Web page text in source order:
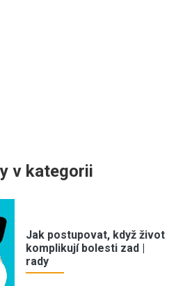
v kategorii
Jak postupovat, když život
komplikují bolesti zad |
rady